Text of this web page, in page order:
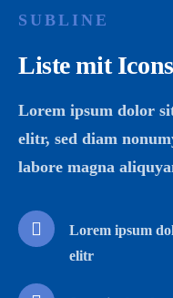
SUBLINE
Liste mit Icons
Lorem ipsum dolor
elitr, sed diam
labore magna
Lorem ipsum
elitr